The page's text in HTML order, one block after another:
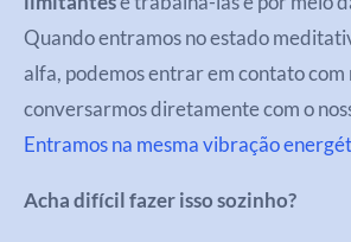
Quando entramos no estado
alfa, podemos entrar em contato com
conversarmos diretamente com o
Entramos na mesma vibração
Acha difícil fazer isso sozinho?